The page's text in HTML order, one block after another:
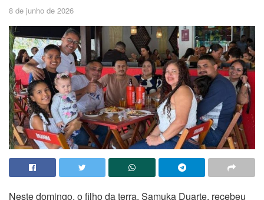
8 de junho de 2026
Neste domingo, o filho da terra, Samuka Duarte, recebeu